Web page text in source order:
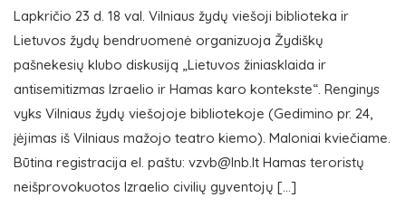
Lapkričio 23 d. 18 val. Vilniaus žydų viešoji biblioteka ir
Lietuvos žydų bendruomenė organizuoja Žydiškų
pašnekesių klubo diskusiją „Lietuvos žiniasklaida ir
antisemitizmas Izraelio ir Hamas karo kontekste“. Renginys
vyks Vilniaus žydų viešojoje bibliotekoje (Gedimino pr. 24,
įėjimas iš Vilniaus mažojo teatro kiemo). Maloniai kviečiame.
Būtina registracija el. paštu: vzvb@lnb.lt Hamas teroristų
neišprovokuotos Izraelio civilių gyventojų […]